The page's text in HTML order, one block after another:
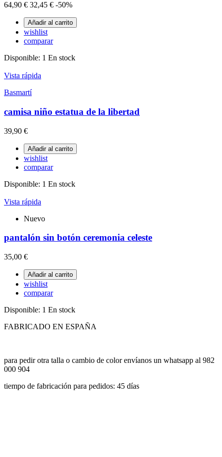
64,90 € 32,45 € -50%
Añadir al carrito
wishlist
comparar
Disponible: 1 En stock
Vista rápida
Basmartí
camisa niño estatua de la libertad
39,90 €
Añadir al carrito
wishlist
comparar
Disponible: 1 En stock
Vista rápida
Nuevo
pantalón sin botón ceremonia celeste
35,00 €
Añadir al carrito
wishlist
comparar
Disponible: 1 En stock
FABRICADO EN ESPAÑA
para pedir otra talla o cambio de color envíanos un whatsapp al 982
000 904
tiempo de fabricación para pedidos: 45 días